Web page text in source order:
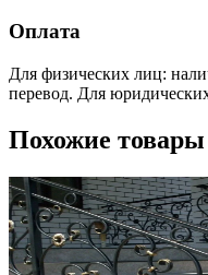
Оплата
Для физических лиц:
перевод. Для
Похожие товары